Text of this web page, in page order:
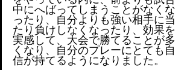
中にへばってしまうことがなくな
ったり、自分よりも強い相手に当
たり負けしなくなったり、効果を
実感して、大会で勝てることが多
くなり、自分のプレーにとても自
信が持てるようになりました。